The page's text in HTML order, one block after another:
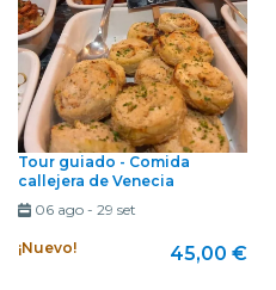
Tour guiado - Comida
callejera de Venecia
06 ago- 29 set
¡Nuevo! 45,00 €